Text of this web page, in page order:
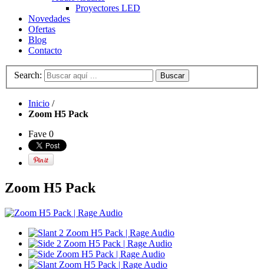
Proyectores LED
Novedades
Ofertas
Blog
Contacto
Search: Buscar
Inicio /
Zoom H5 Pack
Fave 0
Zoom H5 Pack